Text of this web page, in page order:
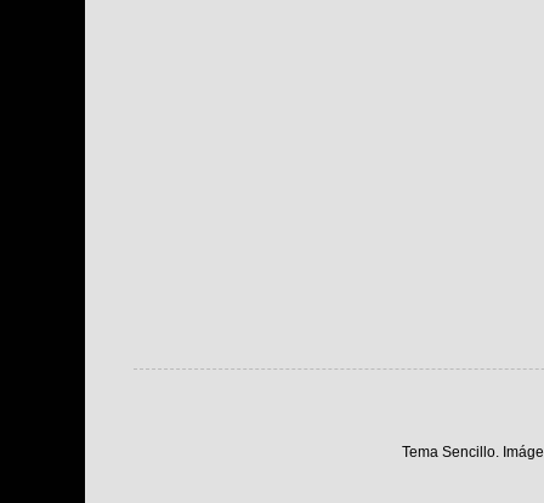
Tema Sencillo.